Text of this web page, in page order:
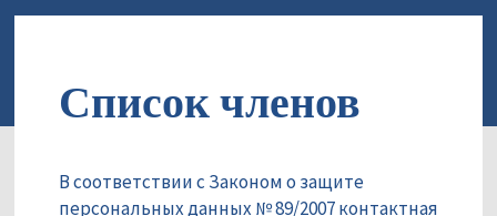
Список членов
В соответствии с Законом о защите
персональных данных № 89/2007 контактная